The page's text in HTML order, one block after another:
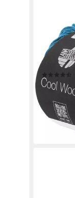
COOL
4,50 €
(90,00 €/ 1
-24%
lieferbar -